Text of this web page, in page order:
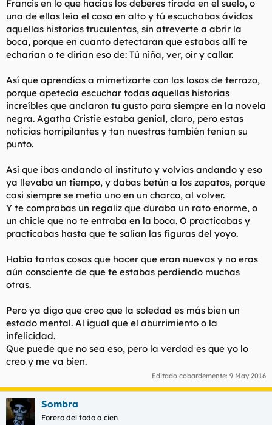
Francis en lo que hacías los deberes tirada en el suelo, o
una de ellas leía el caso en alto y tú escuchabas ávidas
aquellas historias truculentas, sin atreverte a abrir la
boca, porque en cuanto detectaran que estabas allí te
echarían o te dirían eso de: Tú niña, ver, oír y callar.
Así que aprendías a mimetizarte con las losas de terrazo,
porque apetecía escuchar todas aquellas historias
increíbles que anclaron tu gusto para siempre en la novela
negra. Agatha Cristie estaba genial, claro, pero estas
noticias horripilantes y tan nuestras también tenían su
punto.
Así que ibas andando al instituto y volvías andando y eso
ya llevaba un tiempo, y dabas betún a los zapatos, porque
casi siempre se metía uno en un charco, al volver.
Y te comprabas un regaliz que duraba un rato enorme, o
un chicle que no te entraba en la boca. O practicabas y
practicabas hasta que te salían las figuras del yoyo.
Había tantas cosas que hacer que eran nuevas y no eras
aún consciente de que te estabas perdiendo muchas
otras.
Pero ya digo que creo que la soledad es más bien un
estado mental. Al igual que el aburrimiento o la
infelicidad.
Que puede que no sea eso, pero la verdad es que yo lo
creo y me va bien.
Editado cobardemente: 9 May 2016
Sombra
Forero del todo a cien